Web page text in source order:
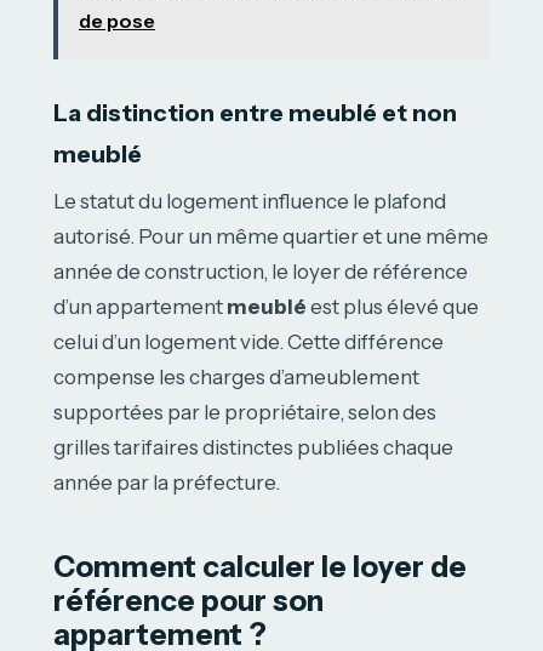
de pose
La distinction entre meublé et non
meublé
Le statut du logement influence le plafond
autorisé. Pour un même quartier et une même
année de construction, le loyer de référence
d’un appartement meublé est plus élevé que
celui d’un logement vide. Cette différence
compense les charges d’ameublement
supportées par le propriétaire, selon des
grilles tarifaires distinctes publiées chaque
année par la préfecture.
Comment calculer le loyer de
référence pour son
appartement ?